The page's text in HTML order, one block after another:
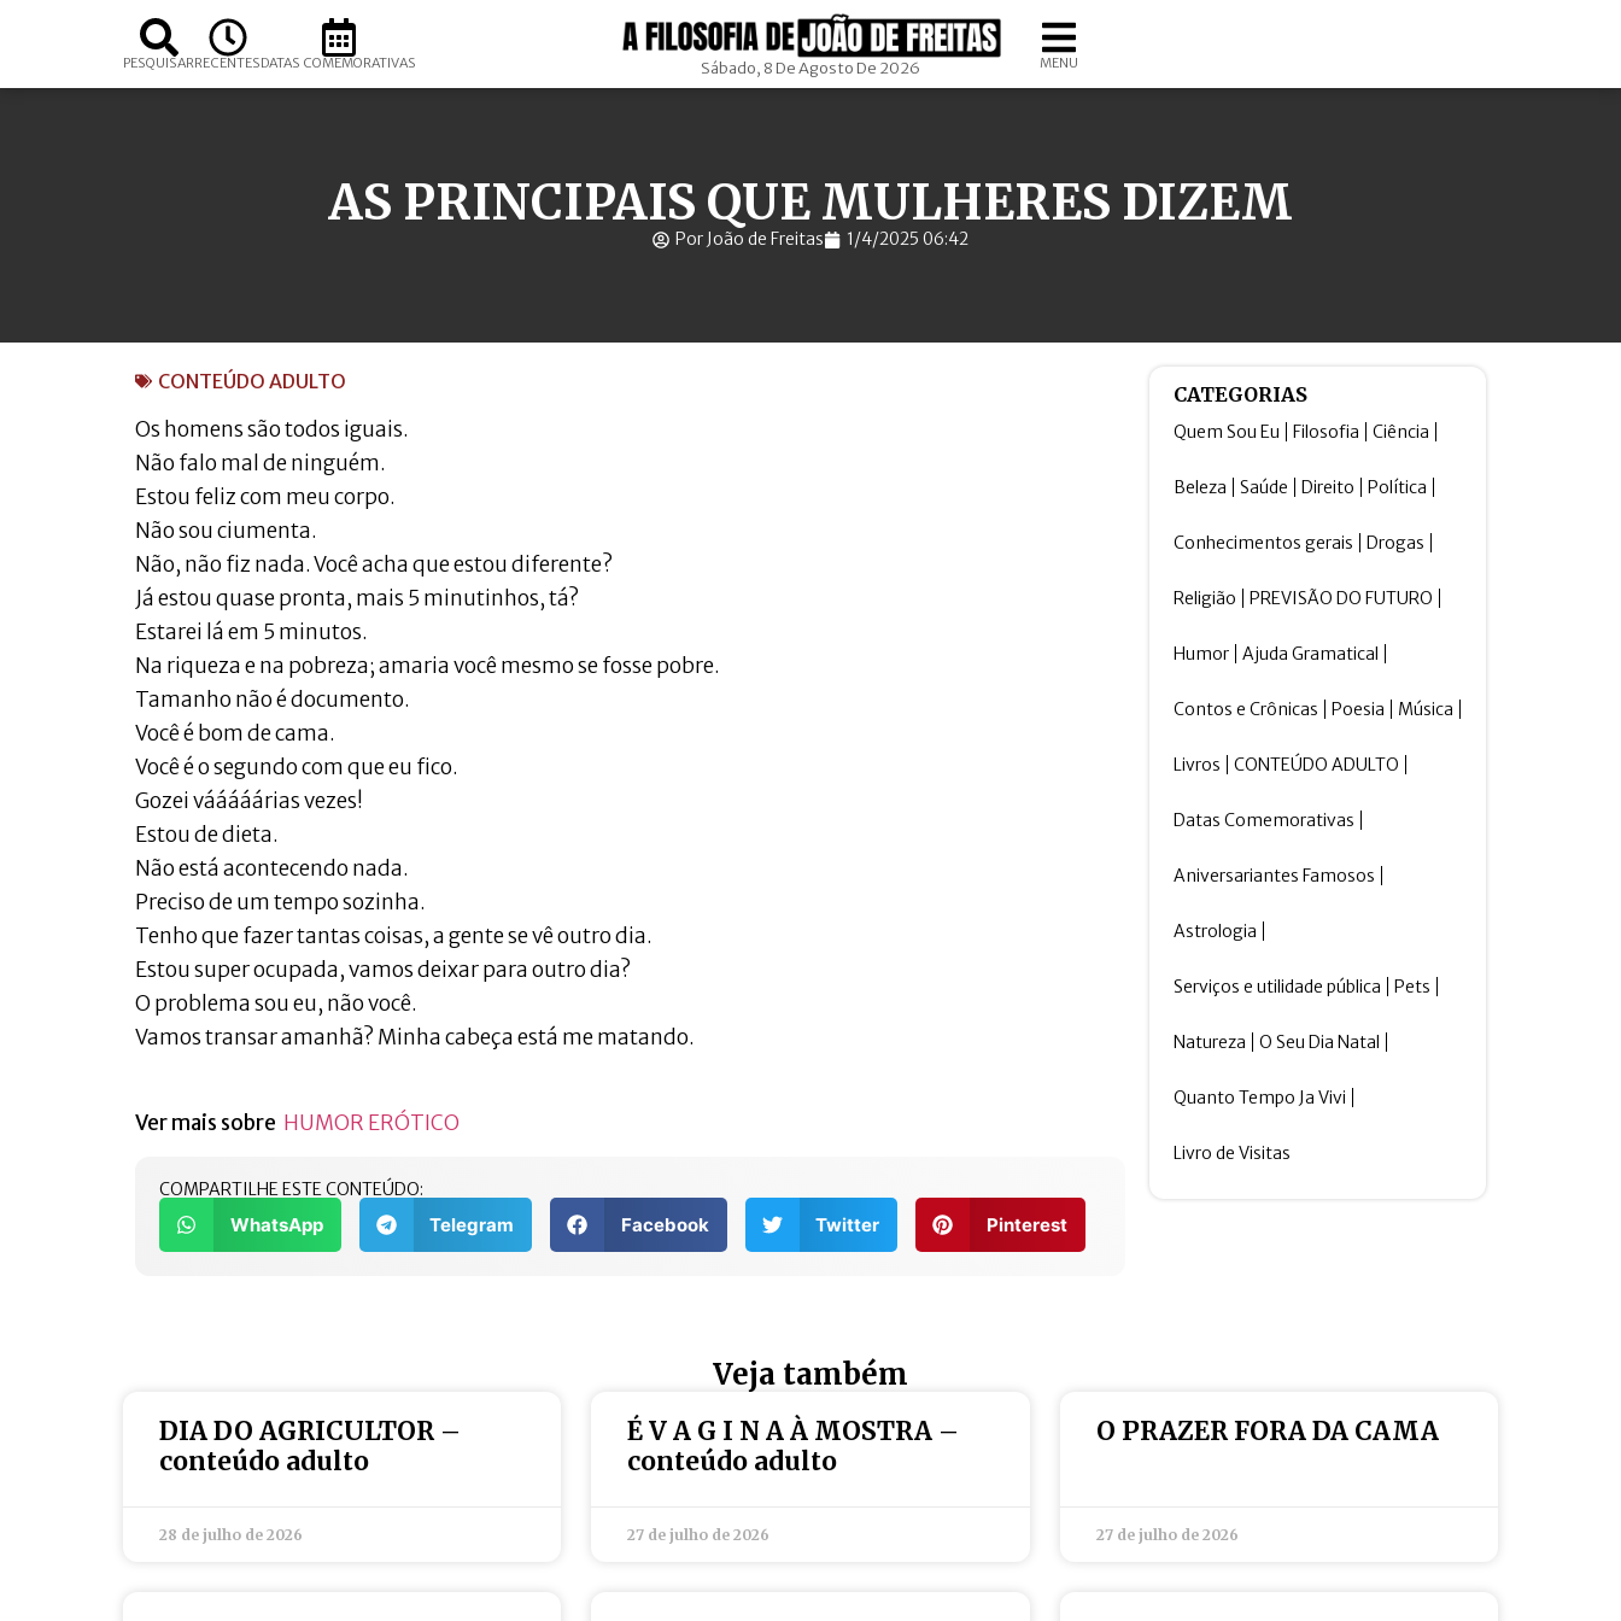
PESQUISARRECENTESDATAS COMEMORATIVAS Sábado, 8 De Agosto De 2026 MENU
AS PRINCIPAIS QUE MULHERES DIZEM
Por João de Freitas 1/4/2025 06:42
CONTEÚDO ADULTO
Os homens são todos iguais.
Não falo mal de ninguém.
Estou feliz com meu corpo.
Não sou ciumenta.
Não, não fiz nada. Você acha que estou diferente?
Já estou quase pronta, mais 5 minutinhos, tá?
Estarei lá em 5 minutos.
Na riqueza e na pobreza; amaria você mesmo se fosse pobre.
Tamanho não é documento.
Você é bom de cama.
Você é o segundo com que eu fico.
Gozei vááááárias vezes!
Estou de dieta.
Não está acontecendo nada.
Preciso de um tempo sozinha.
Tenho que fazer tantas coisas, a gente se vê outro dia.
Estou super ocupada, vamos deixar para outro dia?
O problema sou eu, não você.
Vamos transar amanhã? Minha cabeça está me matando.
Ver mais sobre HUMOR ERÓTICO
COMPARTILHE ESTE CONTEÚDO:
WhatsApp Telegram Facebook Twitter Pinterest
CATEGORIAS
Quem Sou Eu Filosofia Ciência
Beleza Saúde Direito Política
Conhecimentos gerais Drogas
Religião PREVISÃO DO FUTURO
Humor Ajuda Gramatical
Contos e Crônicas Poesia Música
Livros CONTEÚDO ADULTO
Datas Comemorativas
Aniversariantes Famosos
Astrologia
Serviços e utilidade pública Pets
Natureza O Seu Dia Natal
Quanto Tempo Ja Vivi
Livro de Visitas
Veja também
DIA DO AGRICULTOR –
conteúdo adulto
28 de julho de 2026
É V A G I N A À MOSTRA –
conteúdo adulto
27 de julho de 2026
O PRAZER FORA DA CAMA
27 de julho de 2026